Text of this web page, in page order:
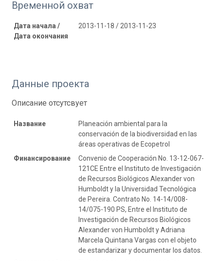
Временной охват
Дата начала /
Дата окончания
2013-11-18 / 2013-11-23
Данные проекта
Описание отсутсвует
Название
Planeación ambiental para la
conservación de la biodiversidad en las
áreas operativas de Ecopetrol
Финансирование
Convenio de Cooperación No. 13-12-067-
121CE Entre el Instituto de Investigación
de Recursos Biológicos Alexander von
Humboldt y la Universidad Tecnológica
de Pereira. Contrato No. 14-14/008-
14/075-190 PS, Entre el Instituto de
Investigación de Recursos Biológicos
Alexander von Humboldt y Adriana
Marcela Quintana Vargas con el objeto
de estandarizar y documentar los datos.